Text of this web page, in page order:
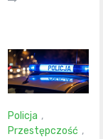
Policja ,
Przestępczość ,